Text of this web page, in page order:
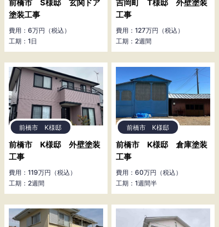
前橋市 S様邸 玄関ドア
塗装工事
費用：6万円（税込）
工期：1日
吉岡町 T様邸 外壁塗装
工事
費用：127万円（税込）
工期：2週間
前橋市 K様邸
前橋市 K様邸 外壁塗装
工事
費用：119万円（税込）
工期：2週間
前橋市 K様邸
前橋市 K様邸 倉庫塗装
工事
費用：60万円（税込）
工期：1週間半